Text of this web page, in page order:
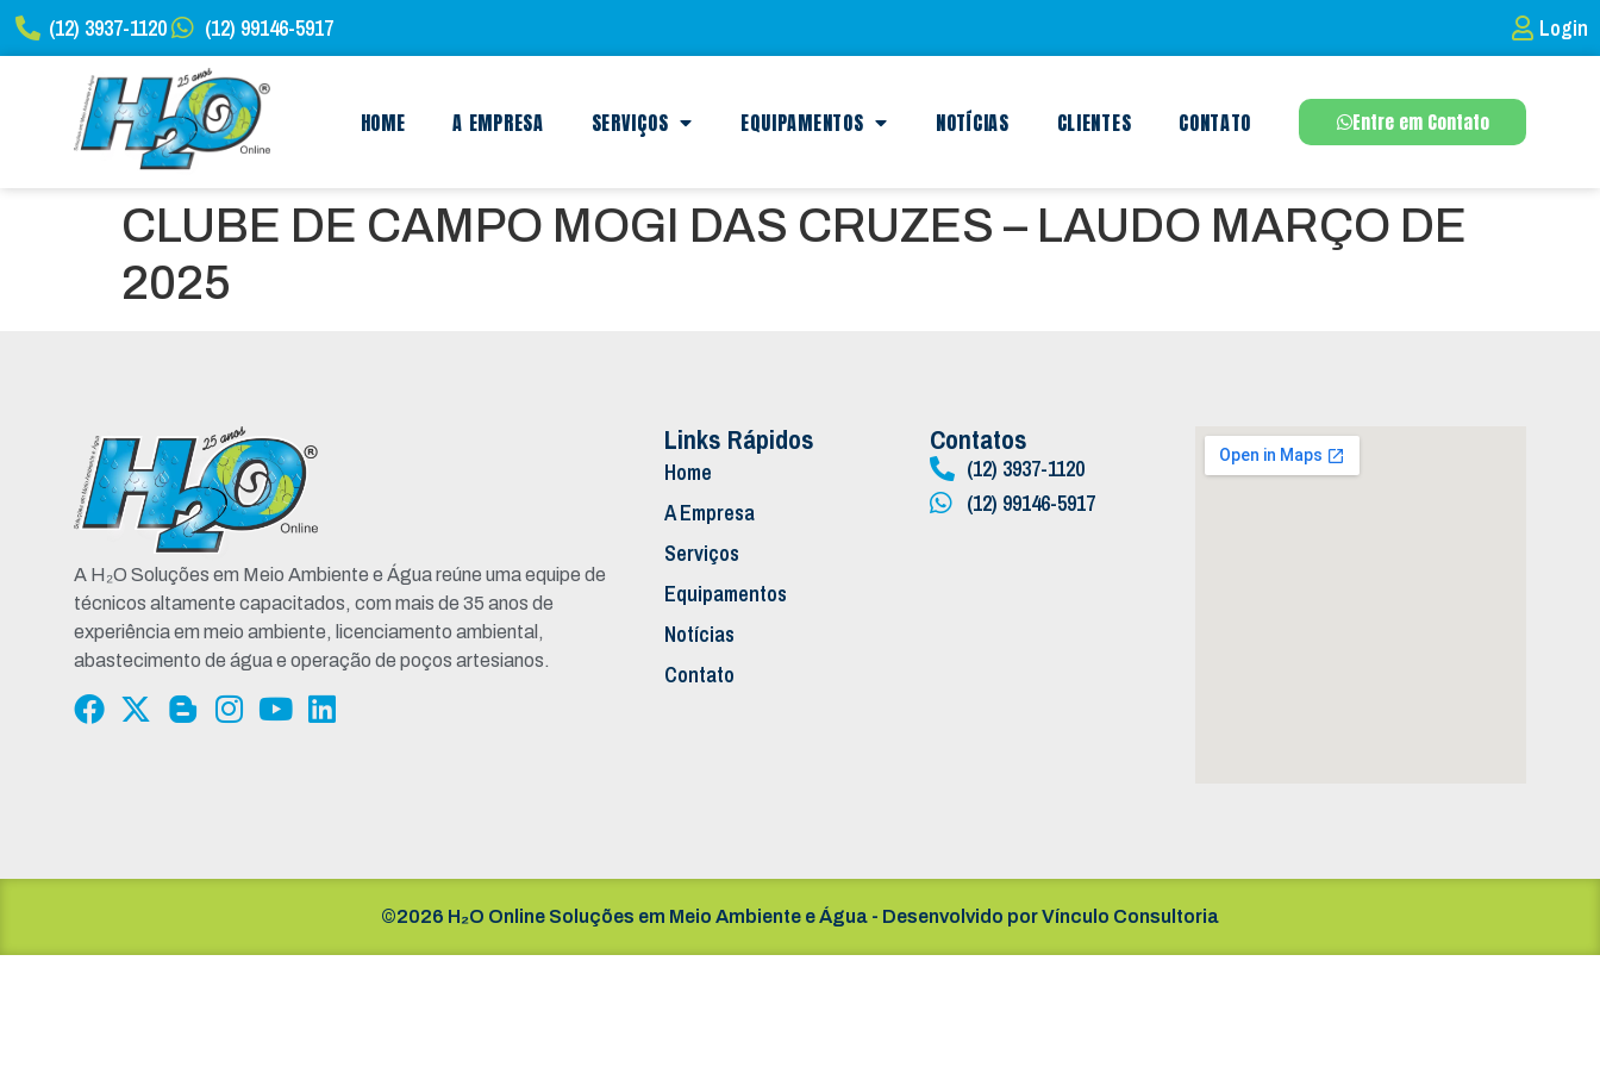
(12) 3937-1120 (12) 99146-5917 Login
HOME A EMPRESA SERVIÇOS EQUIPAMENTOS NOTÍCIAS CLIENTES CONTATO Entre em Contato
CLUBE DE CAMPO MOGI DAS CRUZES – LAUDO MARÇO DE
2025
A H₂O Soluções em Meio Ambiente e Água reúne uma equipe de
técnicos altamente capacitados, com mais de 35 anos de
experiência em meio ambiente, licenciamento ambiental,
abastecimento de água e operação de poços artesianos.
Links Rápidos
Home
A Empresa
Serviços
Equipamentos
Notícias
Contato
Contatos
(12) 3937-1120
(12) 99146-5917
©2026 H₂O Online Soluções em Meio Ambiente e Água - Desenvolvido porVínculo Consultoria